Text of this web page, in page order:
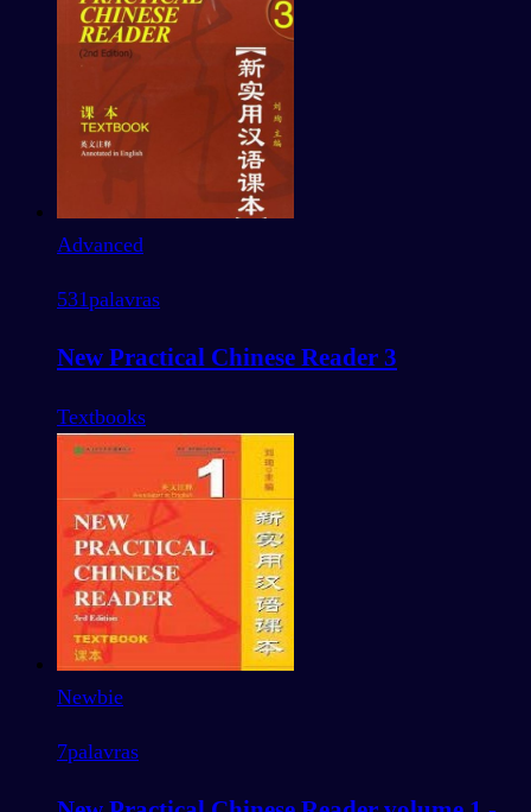
Advanced
531palavras
New Practical Chinese Reader 3
Textbooks
Newbie
7palavras